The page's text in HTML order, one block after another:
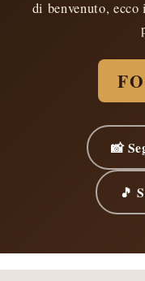
di benvenuto,
📸
🎵